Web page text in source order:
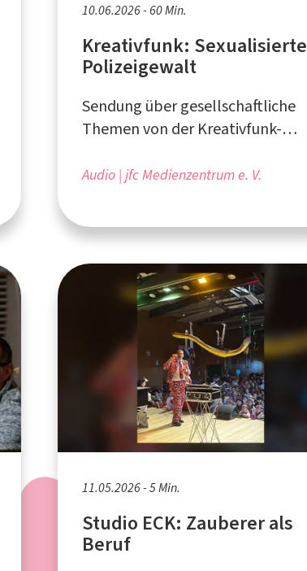
10.06.2026 - 60 Min.
Kreativfunk: Sexualisierte
Polizeigewalt
Sendung über gesellschaftliche
Themen von der Kreativfunk-
Medienzentrum e. V." in Köln
Audio jfc Medienzentrum e. V.
11.05.2026 - 5 Min.
Studio ECK: Zauberer als
Beruf